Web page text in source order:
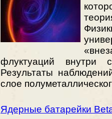
флуктуаций внутри
Результаты
слое
Ядерные батарейки